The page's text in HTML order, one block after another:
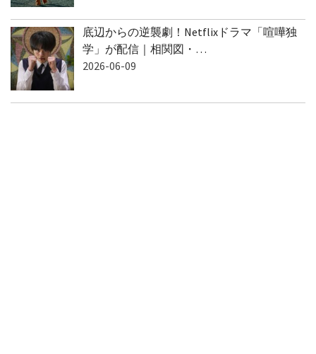
底辺からの逆襲劇！Netflixドラマ「喧嘩独
学」が配信｜相関図・…
2026-06-09